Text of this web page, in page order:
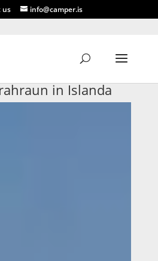
us info@camper.is
in Islanda